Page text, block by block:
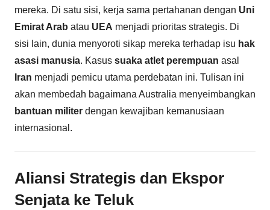
mereka. Di satu sisi, kerja sama pertahanan dengan Uni
Emirat Arab atau UEA menjadi prioritas strategis. Di
sisi lain, dunia menyoroti sikap mereka terhadap isu hak
asasi manusia. Kasus suaka atlet perempuan asal
Iran menjadi pemicu utama perdebatan ini. Tulisan ini
akan membedah bagaimana Australia menyeimbangkan
bantuan militer dengan kewajiban kemanusiaan
internasional.
Aliansi Strategis dan Ekspor
Senjata ke Teluk